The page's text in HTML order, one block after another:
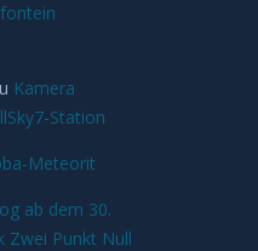
Kamera
Station
Meteorit
ab dem 30.
Zwei Punkt Null